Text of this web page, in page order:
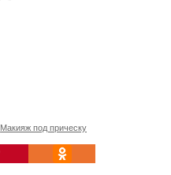
Макияж под прическу